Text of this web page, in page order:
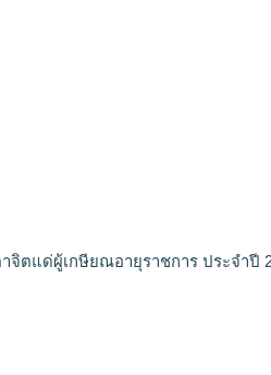
จิตแด่ผู้เกษียณอายุราชการ ประจำปี